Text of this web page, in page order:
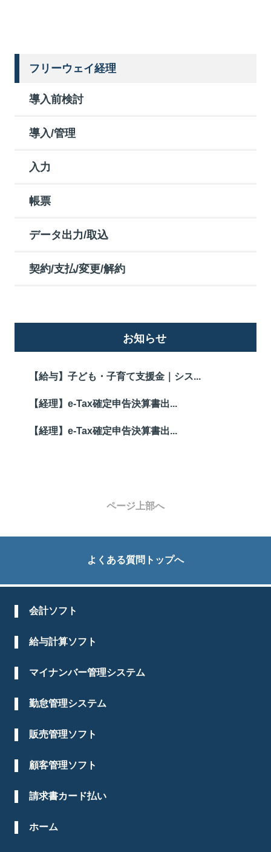
フリーウェイ経理
導入前検討
導入/管理
入力
帳票
データ出力/取込
契約/支払/変更/解約
お知らせ
【給与】子ども・子育て支援金｜シス...
【経理】e-Tax確定申告決算書出...
【経理】e-Tax確定申告決算書出...
ページ上部へ
よくある質問トップへ
会計ソフト
給与計算ソフト
マイナンバー管理システム
勤怠管理システム
販売管理ソフト
顧客管理ソフト
請求書カード払い
ホーム